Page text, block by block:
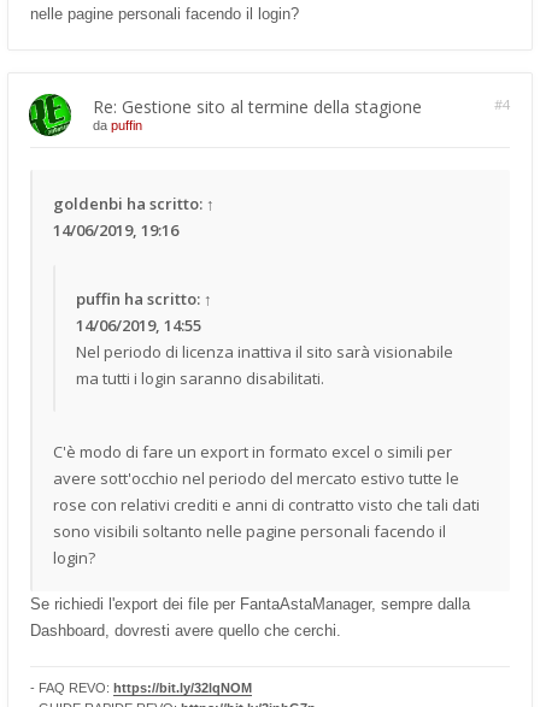
nelle pagine personali facendo il login?
Re: Gestione sito al termine della stagione #4
da puffin
goldenbi ha scritto: ↑
14/06/2019, 19:16
puffin ha scritto: ↑
14/06/2019, 14:55
Nel periodo di licenza inattiva il sito sarà visionabile
ma tutti i login saranno disabilitati.
C'è modo di fare un export in formato excel o simili per
avere sott'occhio nel periodo del mercato estivo tutte le
rose con relativi crediti e anni di contratto visto che tali dati
sono visibili soltanto nelle pagine personali facendo il
login?
Se richiedi l'export dei file per FantaAstaManager, sempre dalla
Dashboard, dovresti avere quello che cerchi.
- FAQ REVO: https://bit.ly/32lqNOM